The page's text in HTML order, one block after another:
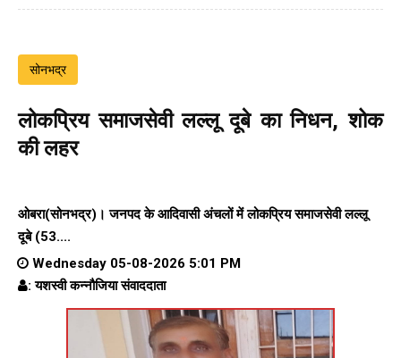
सोनभद्र
लोकप्रिय समाजसेवी लल्लू दूबे का निधन, शोक
की लहर
ओबरा(सोनभद्र)। जनपद के आदिवासी अंचलों में लोकप्रिय समाजसेवी लल्लू
दूबे (53....
Wednesday 05-08-2026 5:01 PM
: यशस्वी कन्नौजिया संवाददाता